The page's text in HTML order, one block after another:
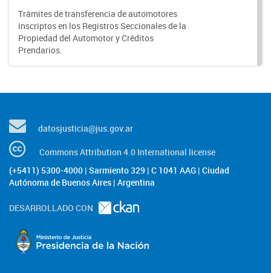
Trámites de transferencia de automotores
inscriptos en los Registros Seccionales de la
Propiedad del Automotor y Créditos
Prendarios.
datosjusticia@jus.gov.ar
Commons Attribution 4.0 International license
(+5411) 5300-4000 | Sarmiento 329 | C 1041 AAG | Ciudad
Autónoma de Buenos Aires | Argentina
DESARROLLADO CON